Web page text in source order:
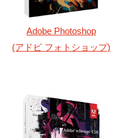
Adobe Photoshop
(アドビ フォトショップ)